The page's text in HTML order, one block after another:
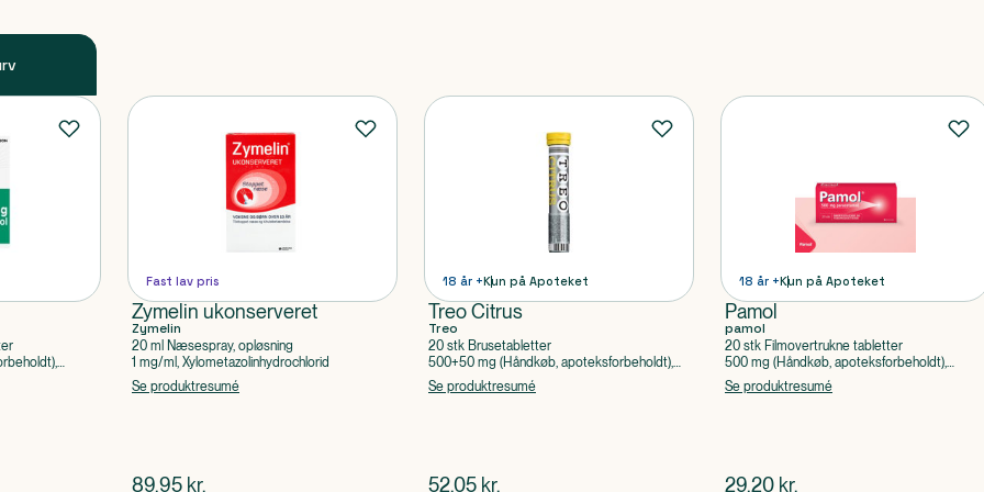
Fast lav pris
Zymelin ukonserveret
Zymelin
20 ml Næsespray, opløsning
1 mg/ml, Xylometazolinhydrochlorid
Se produktresumé
$nuværende pris
89,95 kr.
18 år +Kun på Apoteket
Treo Citrus
Treo
20 stk Brusetabletter
500+50 mg (Håndkøb, apoteksforbeholdt),
Acetylsalicylsyre, Caffein
Se produktresumé
$nuværende pris
52,05 kr.
18 år +Kun på Apoteket
Pamol
pamol
20 stk Filmovertrukne tabletter
500 mg (Håndkøb, apoteksforbeholdt),
Paracetamol
Se produktresumé
$nuværende pris
29,20 kr.